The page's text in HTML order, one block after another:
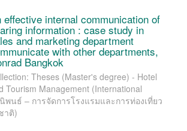
effective internal communication of
information : case study in
and marketing department
with other departments,
Bangkok
Theses (Master's degree) - Hotel
Tourism Management (International
พนธ์ – การจัดการโรงแรมและการท่องเที่ยว
าติ)